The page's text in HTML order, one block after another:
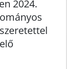
2024.